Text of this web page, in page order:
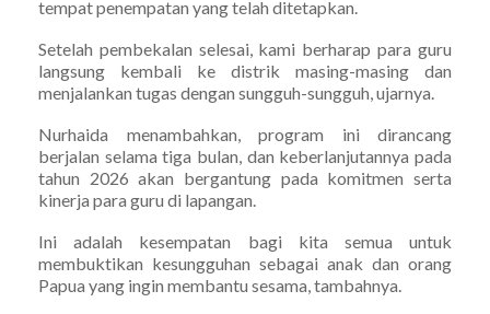
tempat penempatan yang telah ditetapkan.
Setelah pembekalan selesai, kami berharap para guru
langsung kembali ke distrik masing-masing dan
menjalankan tugas dengan sungguh-sungguh, ujarnya.
Nurhaida menambahkan, program ini dirancang
berjalan selama tiga bulan, dan keberlanjutannya pada
tahun 2026 akan bergantung pada komitmen serta
kinerja para guru di lapangan.
Ini adalah kesempatan bagi kita semua untuk
membuktikan kesungguhan sebagai anak dan orang
Papua yang ingin membantu sesama, tambahnya.